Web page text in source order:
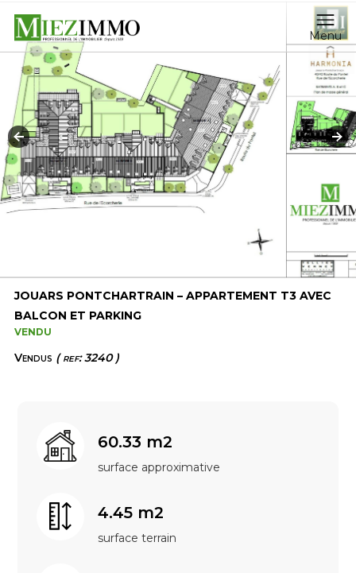
Menu
JOUARS PONTCHARTRAIN – APPARTEMENT T3 AVEC
BALCON ET PARKING
VENDU
Vendus ( ref: 3240 )
60.33 m2
surface approximative
4.45 m2
surface terrain